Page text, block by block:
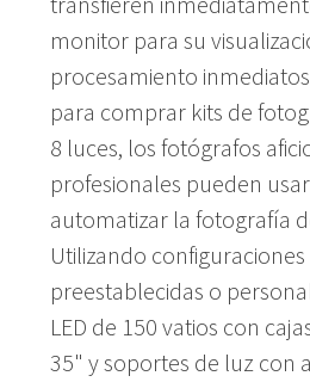
monitor para su
procesamiento
para comprar kits de
8 luces, los fotógrafos
profesionales pueden
automatizar la fotografía
Utilizando
preestablecidas o
LED de 150 vatios con
35" y soportes de luz con